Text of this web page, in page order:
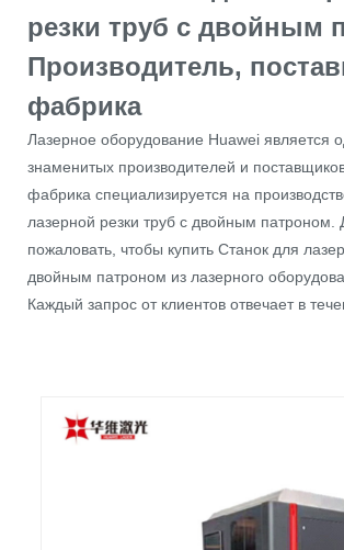
резки труб с двойным
Производитель,
фабрика
Лазерное оборудование Huawei является
знаменитых производителей и
фабрика специализируется на
лазерной резки труб с двойным патроном.
пожаловать, чтобы купить Станок для
двойным патроном из лазерного
Каждый запрос от клиентов отвечает в